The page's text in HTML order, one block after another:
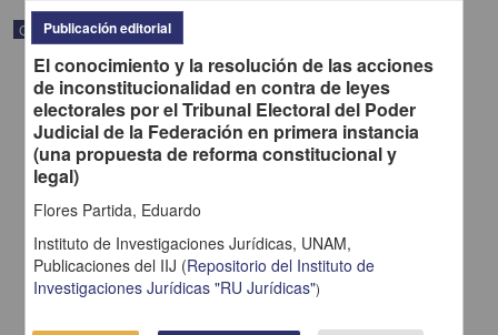
Correspondencia postal
Publicación editorial
El conocimiento y la resolución de las acciones
de inconstitucionalidad en contra de leyes
electorales por el Tribunal Electoral del Poder
Judicial de la Federación en primera instancia
(una propuesta de reforma constitucional y
legal)
Flores Partida, Eduardo
Instituto de Investigaciones Jurídicas, UNAM,
Publicaciones del IIJ (Repositorio del Instituto de
Investigaciones Jurídicas "RU Jurídicas")